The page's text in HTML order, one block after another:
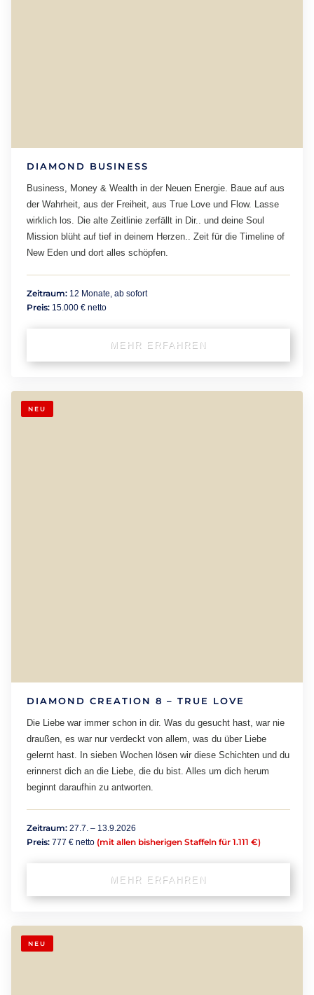
DIAMOND BUSINESS
Business, Money & Wealth in der Neuen Energie. Baue auf aus
der Wahrheit, aus der Freiheit, aus True Love und Flow. Lasse
wirklich los. Die alte Zeitlinie zerfällt in Dir.. und deine Soul
Mission blüht auf tief in deinem Herzen.. Zeit für die Timeline of
New Eden und dort alles schöpfen.
Zeitraum: 12 Monate, ab sofort
Preis: 15.000 € netto
MEHR ERFAHREN
NEU
DIAMOND CREATION 8 – TRUE LOVE
Die Liebe war immer schon in dir. Was du gesucht hast, war nie
draußen, es war nur verdeckt von allem, was du über Liebe
gelernt hast. In sieben Wochen lösen wir diese Schichten und du
erinnerst dich an die Liebe, die du bist. Alles um dich herum
beginnt daraufhin zu antworten.
Zeitraum: 27.7. – 13.9.2026
Preis: 777 € netto (mit allen bisherigen Staffeln für 1.111 €)
MEHR ERFAHREN
NEU